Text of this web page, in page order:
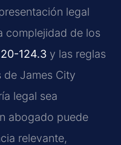
legal
complejidad de los
124.3 y las reglas
de James City
legal sea
abogado puede
relevante,